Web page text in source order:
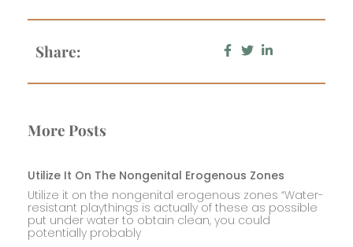
Share:
More Posts
Utilize It On The Nongenital Erogenous Zones
Utilize it on the nongenital erogenous zones “Water-
resistant playthings is actually of these as possible
put under water to obtain clean, you could
potentially probably